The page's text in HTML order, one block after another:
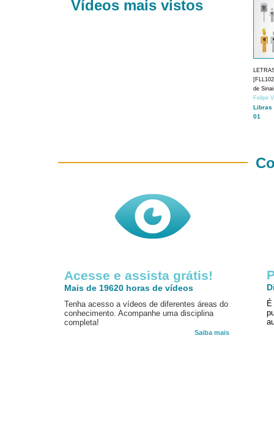
Vídeos mais vistos
de
Felipe
Libras
01
Acesse e assista grátis!
Mais de 19620 horas de vídeos
Tenha acesso a vídeos de diferentes áreas do
conhecimento. Acompanhe uma disciplina
completa!
Saiba mais